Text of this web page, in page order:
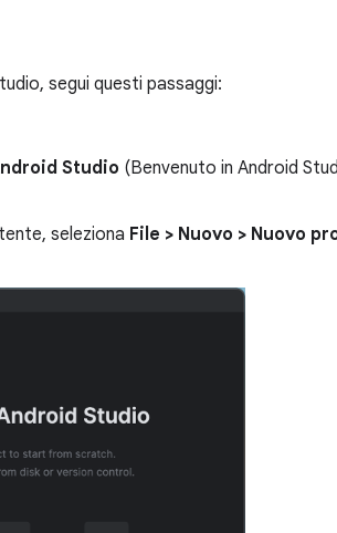
segui questi passaggi:
Studio (Benvenuto in Android
seleziona File > Nuovo > Nuovo